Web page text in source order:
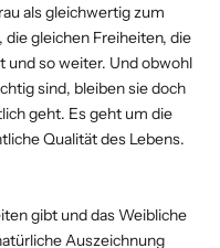
als gleichwertig zum
die gleichen Freiheiten, die
und so weiter. Und obwohl
sind, bleiben sie doch
geht. Es geht um die
Qualität des Lebens.
gibt und das Weibliche
Auszeichnung